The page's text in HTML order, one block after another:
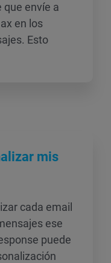
que envíe a
en los
Esto
mis
cada email
ese
puede